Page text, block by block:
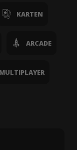
KARTEN
ARCADE
MULTIPLAYER